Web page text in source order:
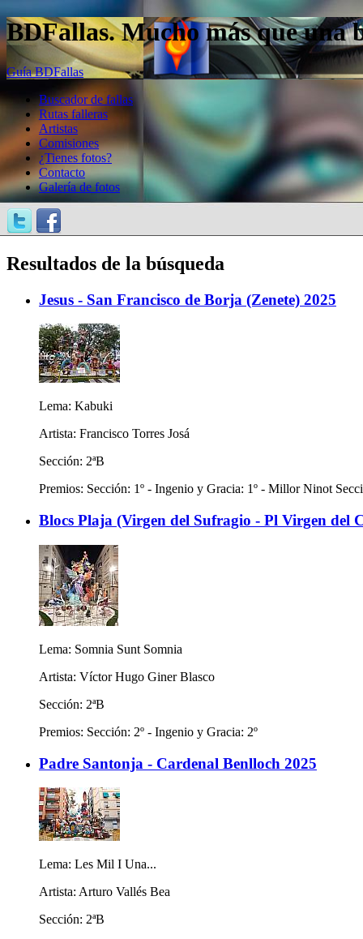
BDFallas. Mucho más que una
Guía BDFallas
Buscador de fallas
Rutas falleras
Artistas
Comisiones
¿Tienes fotos?
Contacto
Galería de fotos
Resultados de la búsqueda
Jesus - San Francisco de Borja (Zenete) 2025
Lema: Kabuki
Artista: Francisco Torres Josá
Sección: 2ªB
Premios: Sección: 1º - Ingenio y Gracia: 1º - Millor Ninot
Blocs Plaja (Virgen del Sufragio - Pl Virgen del
Lema: Somnia Sunt Somnia
Artista: Víctor Hugo Giner Blasco
Sección: 2ªB
Premios: Sección: 2º - Ingenio y Gracia: 2º
Padre Santonja - Cardenal Benlloch 2025
Lema: Les Mil I Una...
Artista: Arturo Vallés Bea
Sección: 2ªB